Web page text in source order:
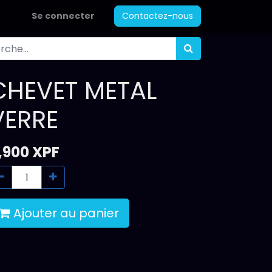
Se connecter Contactez-nous
METAL
XPF
Ajouter au panier